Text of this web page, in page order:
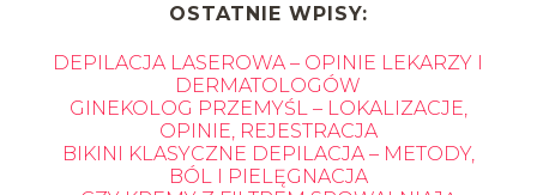
OSTATNIE WPISY:
DEPILACJA LASEROWA – OPINIE LEKARZY I
DERMATOLOGÓW
GINEKOLOG PRZEMYŚL – LOKALIZACJE,
OPINIE, REJESTRACJA
BIKINI KLASYCZNE DEPILACJA – METODY,
BÓL I PIELĘGNACJA